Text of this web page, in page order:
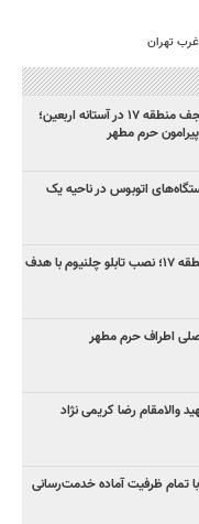
تهران
تداوم خدمت‌رسانی خادمان قرارگاه نجف منطقه ۱۷ در آستانه اربعین؛
پیرامون حرم مطهر
اتوبوس در ناحیه یک
نگاهی نو به ورودی بوستان بهاران منطقه ۱۷؛ نصب تابلو چلنیوم با هدف
نجف اشرف ۹ معبر اصلی اطراف حرم مطهر
نجف با تمام ظرفیت آماده خدمت‌رسانی